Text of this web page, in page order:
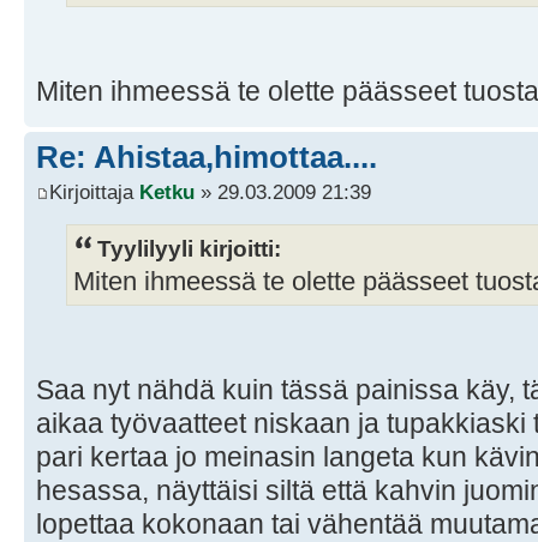
Miten ihmeessä te olette päässeet
Re: Ahistaa,himottaa....
Kirjoittaja Ketku » 29.03.2009 21:39
Tyylilyyli kirjoitti:
Miten ihmeessä te olette päässeet
Saa nyt nähdä kuin tässä painissa käy,
aikaa työvaatteet niskaan ja
pari kertaa jo meinasin langeta kun
hesassa, näyttäisi siltä että kahvin
lopettaa kokonaan tai vähentää